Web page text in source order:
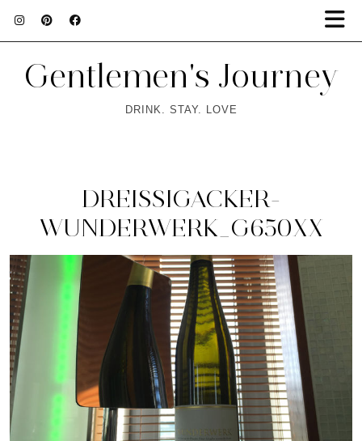
Gentlemen's Journey
DRINK. STAY. LOVE
DREISSIGACKER-
WUNDERWERK_G650XX